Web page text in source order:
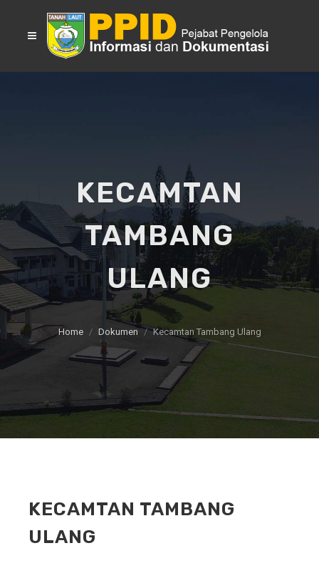
KECAMTAN
TAMBANG
ULANG
Home Dokumen Kecamtan Tambang Ulang
KECAMTAN TAMBANG
ULANG